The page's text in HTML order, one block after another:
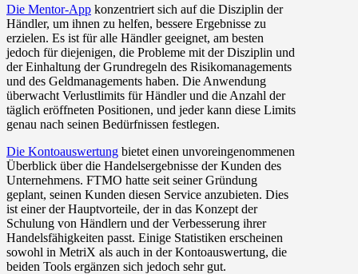
Die Mentor-App konzentriert sich auf die Disziplin der
Händler, um ihnen zu helfen, bessere Ergebnisse zu
erzielen. Es ist für alle Händler geeignet, am besten
jedoch für diejenigen, die Probleme mit der Disziplin und
der Einhaltung der Grundregeln des Risikomanagements
und des Geldmanagements haben. Die Anwendung
überwacht Verlustlimits für Händler und die Anzahl der
täglich eröffneten Positionen, und jeder kann diese Limits
genau nach seinen Bedürfnissen festlegen.
Die Kontoauswertung bietet einen unvoreingenommenen
Überblick über die Handelsergebnisse der Kunden des
Unternehmens. FTMO hatte seit seiner Gründung
geplant, seinen Kunden diesen Service anzubieten. Dies
ist einer der Hauptvorteile, der in das Konzept der
Schulung von Händlern und der Verbesserung ihrer
Handelsfähigkeiten passt. Einige Statistiken erscheinen
sowohl in MetriX als auch in der Kontoauswertung, die
beiden Tools ergänzen sich jedoch sehr gut.